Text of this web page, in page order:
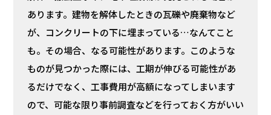
あります。建物を解体したときの瓦礫や廃棄物など
が、コンクリートの下に埋まっている…なんてこと
も。その場合、なる可能性があります。このような
ものが見つかった際には、工期が伸びる可能性があ
るだけでなく、工事費用が高額になってしまいます
ので、可能な限り事前調査などを行っておく方がいい